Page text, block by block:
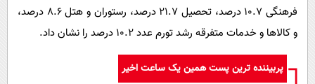
فرهنگی 10.7 درصد، تحصیل 21.7 درصد، رستوران و هتل 8.6 درصد،
و کالاها و خدمات متفرقه رشد تورم عدد 10.2 درصد را نشان داد.
پربیننده ترین پست همین یک ساعت اخیر